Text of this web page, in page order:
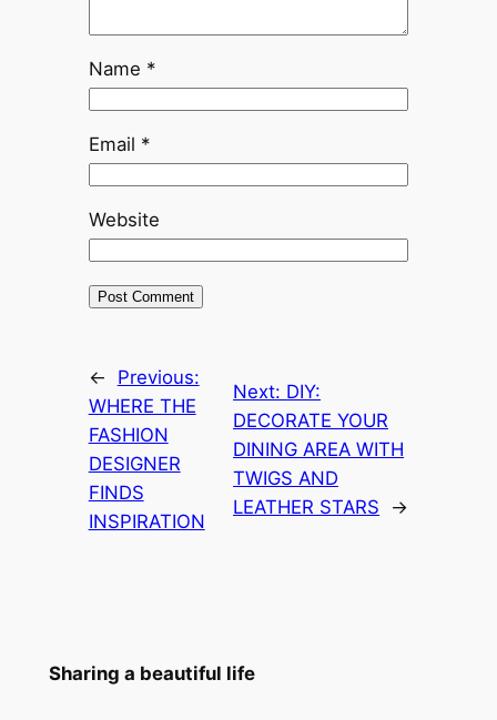
Name *
Email *
Website
←
Previous:
WHERE THE
FASHION
DESIGNER
FINDS
INSPIRATION
Next: DIY:
DECORATE YOUR
DINING AREA WITH
TWIGS AND
LEATHER STARS
→
Sharing a beautiful life